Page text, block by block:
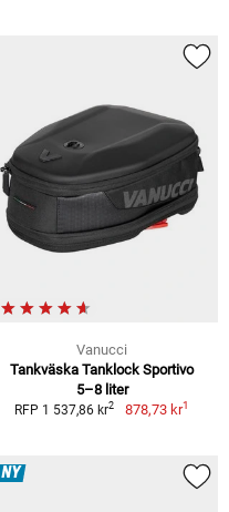
Vanucci
Tankväska Tanklock Sportivo
5–8 liter
RFP 1 537,86 kr2 878,73 kr1
NY